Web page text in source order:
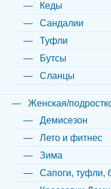
Кеды
Сандалии
Туфли
Бутсы
Сланцы
Женская/
Демисезон
Лето и фитнес
Зима
Сапоги, туфли,